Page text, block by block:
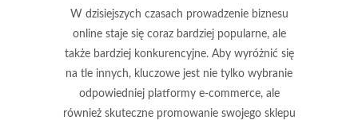
W dzisiejszych czasach prowadzenie biznesu
online staje się coraz bardziej popularne, ale
także bardziej konkurencyjne. Aby wyróżnić się
na tle innych, kluczowe jest nie tylko wybranie
odpowiedniej platformy e-commerce, ale
również skuteczne promowanie swojego sklepu